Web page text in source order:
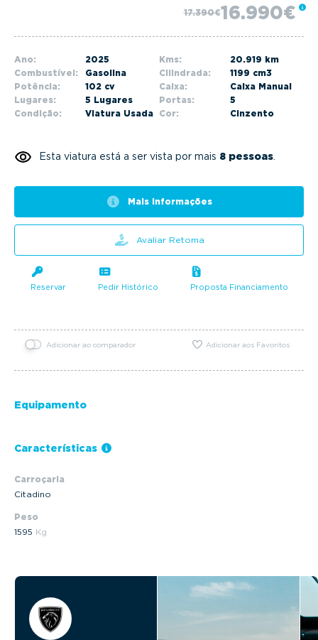
17.390€16.990€
Ano: 2025 Kms:
20.919 km
Combustível:
Gasolina Cilindrada:
1199 cm3
Potência:
102 cv Caixa:
Caixa Manual
Lugares:
5 Lugares Portas:
5
Condição:
Viatura Usada Cor: Cinzento
Esta viatura está a ser vista por mais 8 pessoas
Mais informações
Avaliar Retoma
Reservar Pedir Histórico Proposta Financiamento
Adicionar ao comparador Adicionar aos Favoritos
Equipamento
Características
Carroçaria
Citadino
Peso
1595 Kg